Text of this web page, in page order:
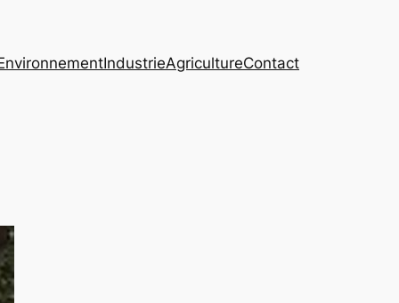
IndustrieAgricultureContact